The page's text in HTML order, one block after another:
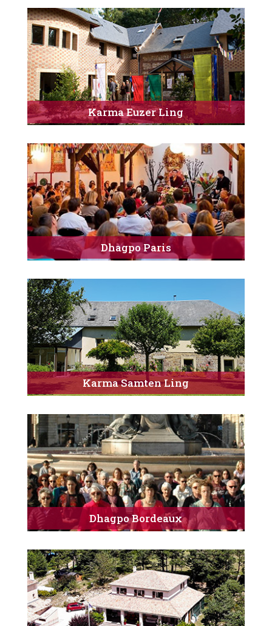
Karma Euzer Ling
Dhagpo Paris
Karma Samten Ling
Dhagpo Bordeaux